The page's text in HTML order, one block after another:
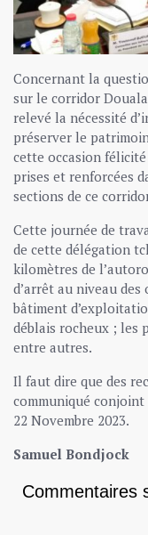
Concernant la
sur le corridor
relevé la nécessité
préserver le
cette occasion
prises et renforcées
sections de ce
Cette journée de
de cette délégation
kilomètres de
d’arrêt au niveau
bâtiment
déblais rocheux ; les
entre autres.
Il faut dire que des
communiqué
22 Novembre 2023.
Samuel Bondjock
Commentaires